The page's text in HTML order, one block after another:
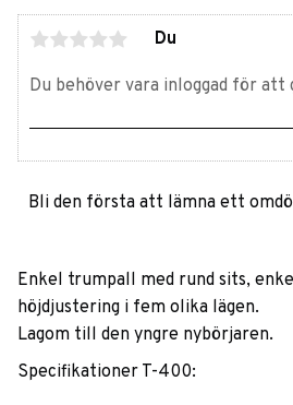
Du
Bli den första att lämna ett
Enkel trumpall med rund sits,
höjdjustering i fem olika lägen.
Lagom till den yngre nybörjaren.
Specifikationer T-400: